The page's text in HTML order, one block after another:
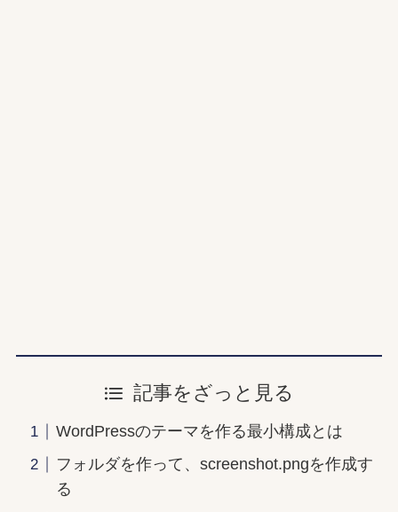
記事をざっと見る
WordPressのテーマを作る最小構成とは
フォルダを作って、screenshot.pngを作成す
る